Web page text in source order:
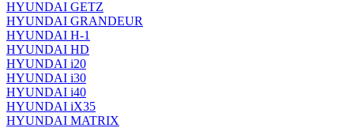
HYUNDAI GETZ
HYUNDAI GRANDEUR
HYUNDAI H-1
HYUNDAI HD
HYUNDAI i20
HYUNDAI i30
HYUNDAI i40
HYUNDAI iX35
HYUNDAI MATRIX